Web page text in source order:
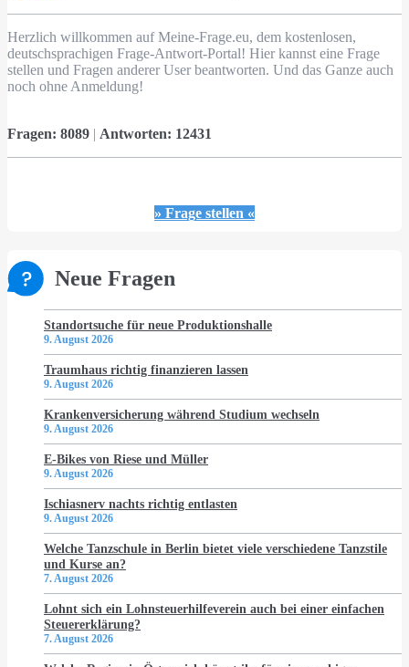
Herzlich willkommen auf Meine-Frage.eu, dem kostenlosen,
deutschsprachigen Frage-Antwort-Portal! Hier kannst eine Frage
stellen und Fragen anderer User beantworten. Und das Ganze auch
noch ohne Anmeldung!
Fragen: 8089 | Antworten: 12431
» Frage stellen «
Neue Fragen
Standortsuche für neue Produktionshalle
9. August 2026
Traumhaus richtig finanzieren lassen
9. August 2026
Krankenversicherung während Studium wechseln
9. August 2026
E-Bikes von Riese und Müller
9. August 2026
Ischiasnerv nachts richtig entlasten
9. August 2026
Welche Tanzschule in Berlin bietet viele verschiedene Tanzstile
und Kurse an?
7. August 2026
Lohnt sich ein Lohnsteuerhilfeverein auch bei einer einfachen
Steuererklärung?
7. August 2026